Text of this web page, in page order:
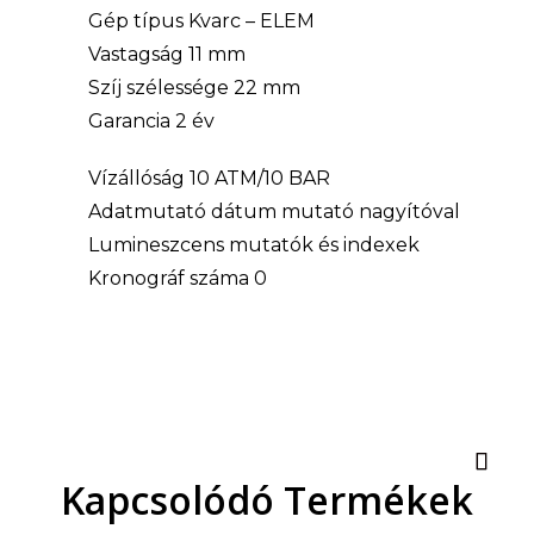
Gép típus Kvarc – ELEM
Vastagság 11 mm
Szíj szélessége 22 mm
Garancia 2 év
Vízállóság 10 ATM/10 BAR
Adatmutató dátum mutató nagyítóval
Lumineszcens mutatók és indexek
Kronográf száma 0
Kapcsolódó Termékek